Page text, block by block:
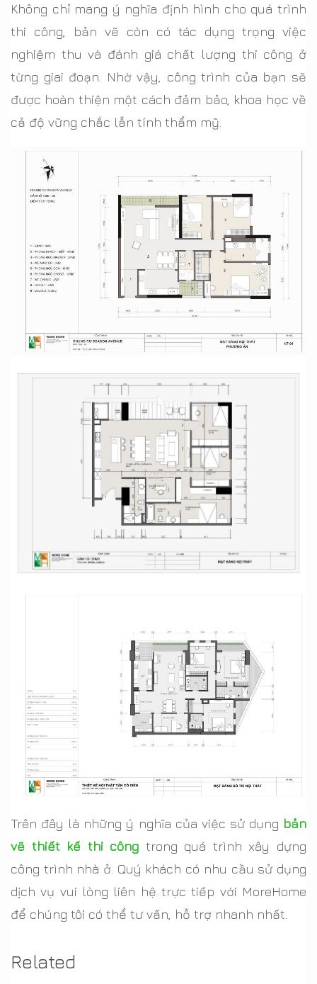
Không chỉ mang ý nghĩa định hình cho quá trình
thi công, bản vẽ còn có tác dụng trọng việc
nghiệm thu và đánh giá chất lượng thi công ở
từng giai đoạn. Nhờ vậy, công trình của bạn sẽ
được hoàn thiện một cách đảm bảo, khoa học về
cả độ vững chắc lẫn tính thẩm mỹ.
Trên đây là những ý nghĩa của việc sử dụng bản
vẽ thiết kế thi công trong quá trình xây dựng
công trình nhà ở. Quý khách có nhu cầu sử dụng
dịch vụ vui lòng liên hệ trực tiếp với MoreHome
để chúng tôi có thể tư vấn, hỗ trợ nhanh nhất.
Related